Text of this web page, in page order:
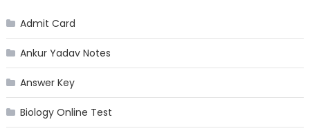
Admit Card
Ankur Yadav Notes
Answer Key
Biology Online Test